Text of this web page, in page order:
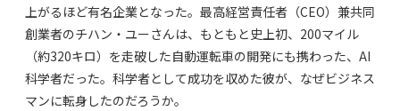
上がるほど有名企業となった。最高経営責任者（CEO）兼共同
創業者のチハン・ユーさんは、もともと史上初、200マイル
（約320キロ）を走破した自動運転車の開発にも携わった、AI
科学者だった。科学者として成功を収めた彼が、なぜビジネス
マンに転身したのだろうか。